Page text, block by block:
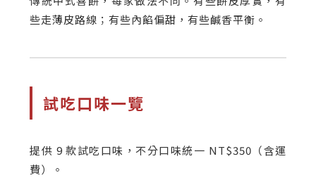
些走薄皮路線；有些內餡偏甜，有些鹹香平衡。
試吃口味一覽
提供 9 款試吃口味，不分口味統一 NT$350（含運
費）。